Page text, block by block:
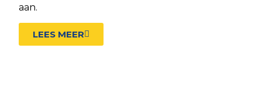
aan.
LEES MEER